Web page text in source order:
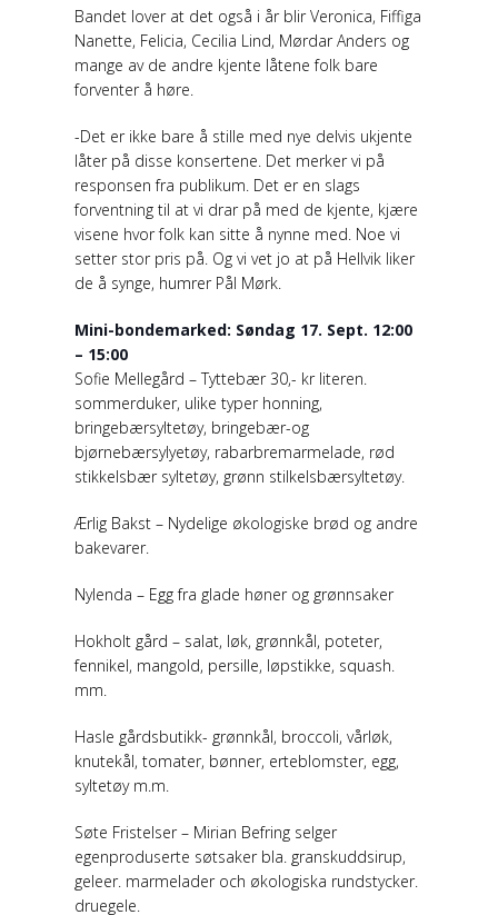
Bandet lover at det også i år blir Veronica, Fiffiga
Nanette, Felicia, Cecilia Lind, Mørdar Anders og
mange av de andre kjente låtene folk bare
forventer å høre.
-Det er ikke bare å stille med nye delvis ukjente
låter på disse konsertene. Det merker vi på
responsen fra publikum. Det er en slags
forventning til at vi drar på med de kjente, kjære
visene hvor folk kan sitte å nynne med. Noe vi
setter stor pris på. Og vi vet jo at på Hellvik liker
de å synge, humrer Pål Mørk.
Mini-bondemarked: Søndag 17. Sept. 12:00
– 15:00
Sofie Mellegård – Tyttebær 30,- kr literen.
sommerduker, ulike typer honning,
bringebærsyltetøy, bringebær-og
bjørnebærsylyetøy, rabarbremarmelade, rød
stikkelsbær syltetøy, grønn stilkelsbærsyltetøy.
Ærlig Bakst – Nydelige økologiske brød og andre
bakevarer.
Nylenda – Egg fra glade høner og grønnsaker
Hokholt gård – salat, løk, grønnkål, poteter,
fennikel, mangold, persille, løpstikke, squash.
mm.
Hasle gårdsbutikk- grønnkål, broccoli, vårløk,
knutekål, tomater, bønner, erteblomster, egg,
syltetøy m.m.
Søte Fristelser – Mirian Befring selger
egenproduserte søtsaker bla. granskuddsirup,
geleer. marmelader och økologiska rundstycker.
druegele.